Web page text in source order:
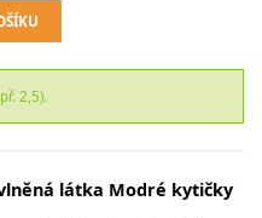
2,5).
látka Modré kytičky